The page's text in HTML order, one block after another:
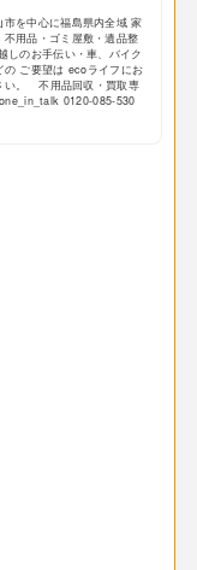
市を中心に福島県内全域 家
不用品・ゴミ屋敷・遺品整
しのお手伝い・車、バイク
の ご要望は ecoライフにお
い。 不用品回収・買取専
0120-085-530